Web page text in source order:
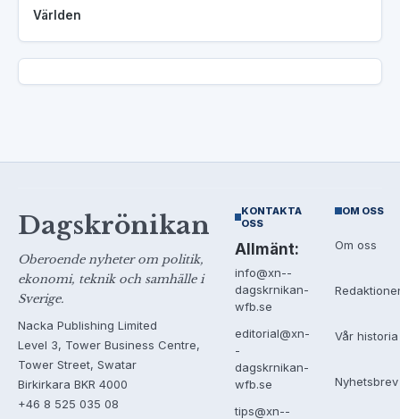
Världen
Dagskrönikan
Oberoende nyheter om politik,
ekonomi, teknik och samhälle i
Sverige.
Nacka Publishing Limited
Level 3, Tower Business Centre,
Tower Street, Swatar
Birkirkara BKR 4000
+46 8 525 035 08
KONTAKTA
OSS
Allmänt:
info@xn--
dagskrnikan-
wfb.se
editorial@xn-
-
dagskrnikan-
wfb.se
tips@xn--
OM OSS
Om oss
Vår historia
Nyhetsbrev